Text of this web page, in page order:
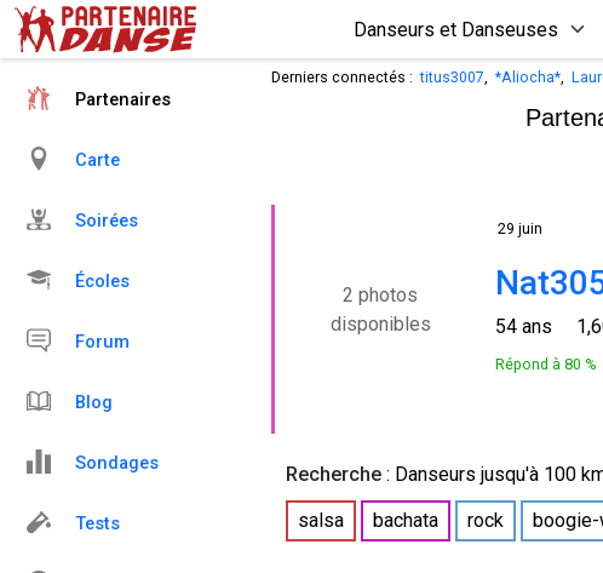
Derniers connectés :titus3007, *Aliocha*,
Partenaires
Carte
Soirées
Écoles
Forum
Blog
Sondages
Tests
29 juin
2 photos
disponibles
54 ans
Répond à 80 %
Recherche : Danseurs jusqu'à 100
salsa
bachata rock